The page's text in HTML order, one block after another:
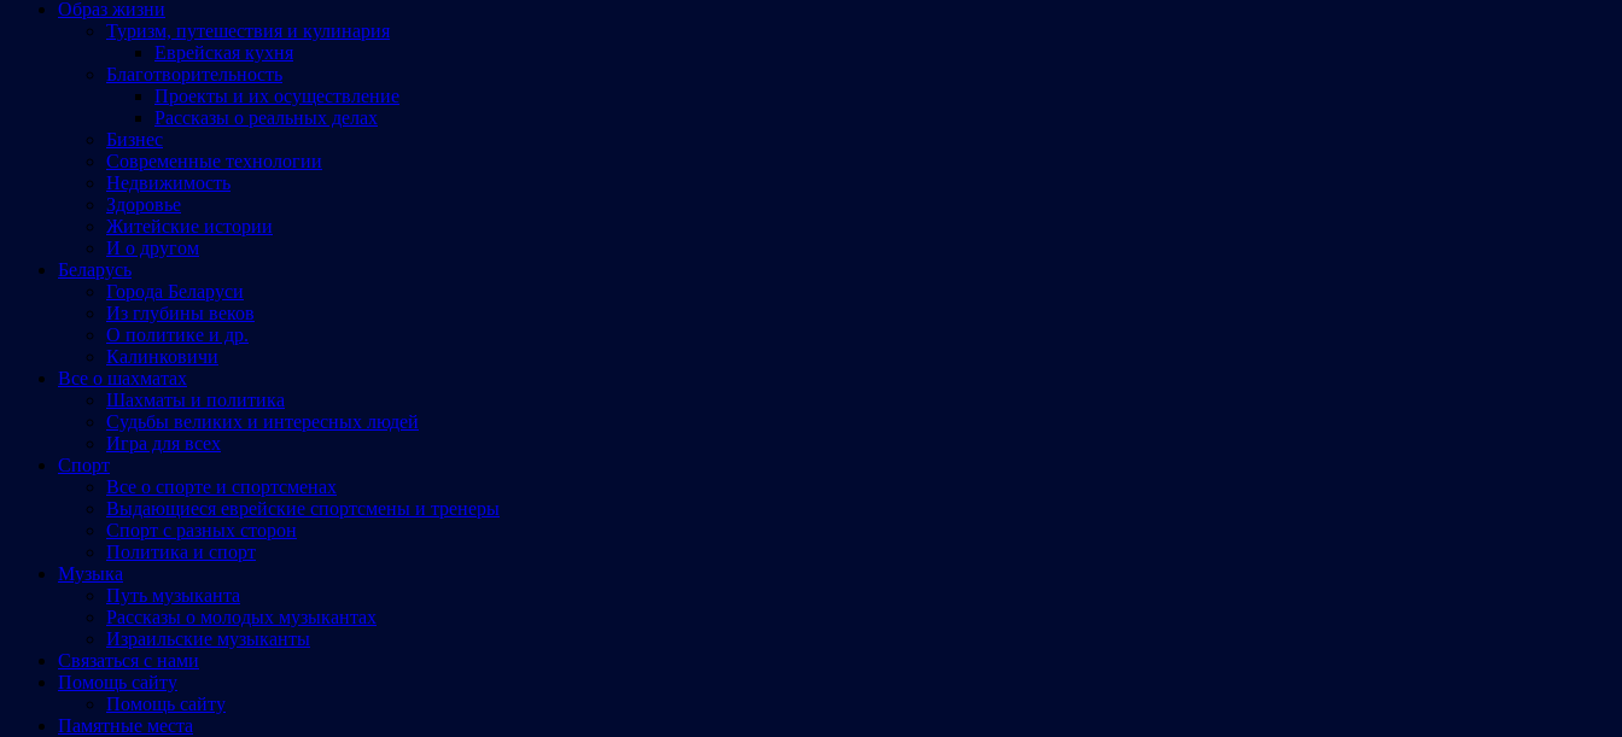
Образ жизни
Туризм, путешествия и кулинария
Еврейская кухня
Благотворительность
Проекты и их осуществление
Рассказы о реальных делах
Бизнес
Современные технологии
Недвижимость
Здоровье
Житейские истории
И о другом
Беларусь
Города Беларуси
Из глубины веков
О политике и др.
Калинковичи
Все о шахматах
Шахматы и политика
Судьбы великих и интересных людей
Игра для всех
Спорт
Все о спорте и спортсменах
Выдающиеся еврейские спортсмены и тренеры
Спорт с разных сторон
Политика и спорт
Музыка
Путь музыканта
Рассказы о молодых музыкантах
Израильские музыканты
Cвязаться с нами
Помощь сайту
Помощь сайту
Памятные места